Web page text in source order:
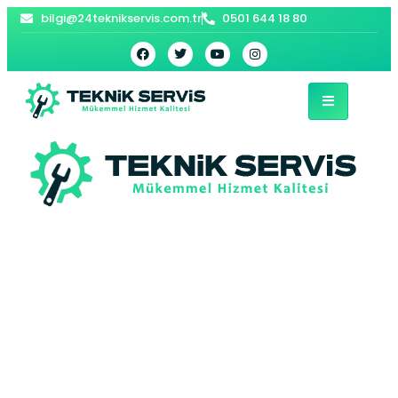
bilgi@24teknikservis.com.tr 0501 644 18 80